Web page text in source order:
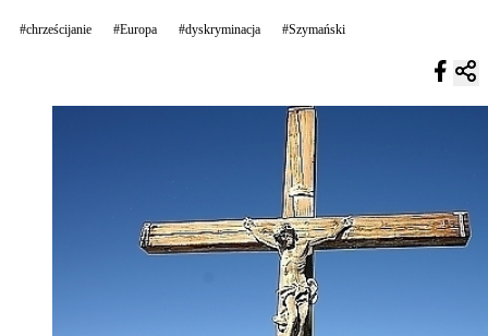
#chrześcijanie #Europa #dyskryminacja #Szymański